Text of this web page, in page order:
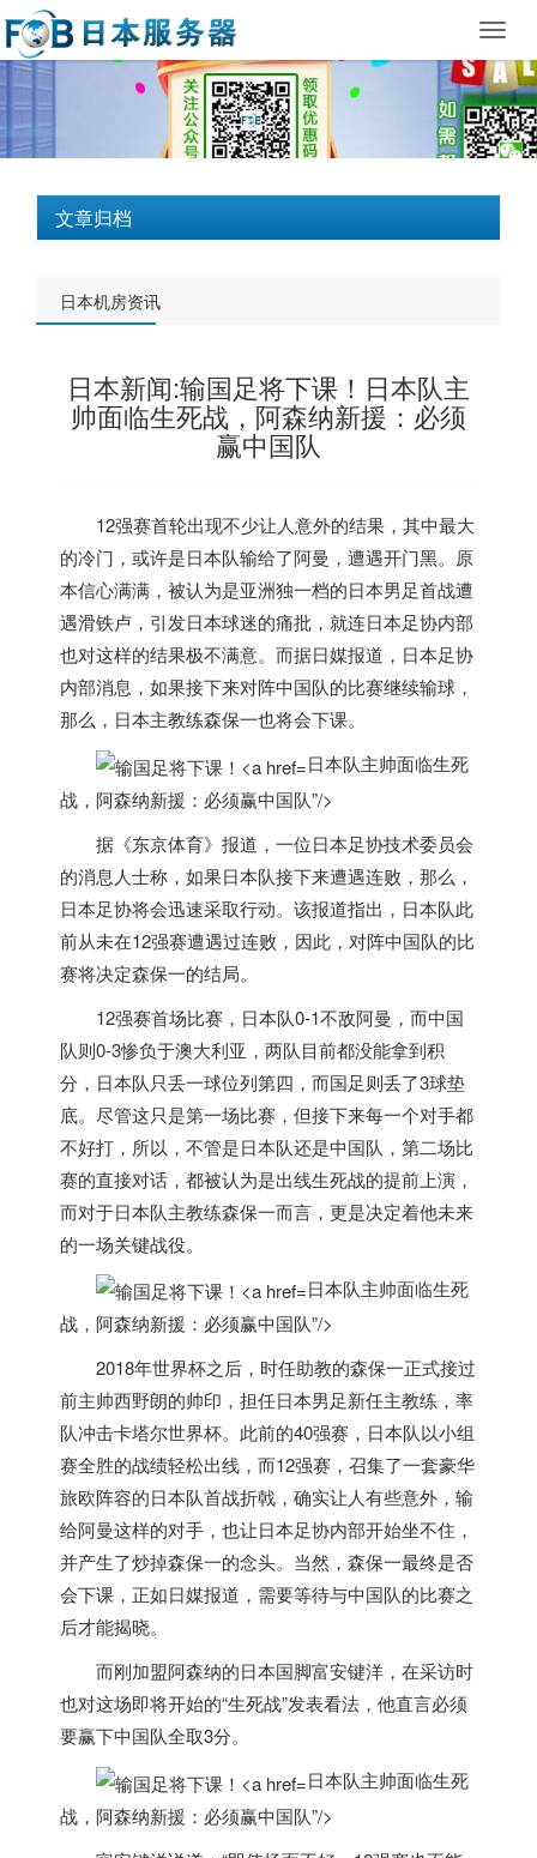
文章归档
日本机房资讯
日本新闻:输国足将下课！日本队主
帅面临生死战，阿森纳新援：必须
赢中国队
12强赛首轮出现不少让人意外的结果，其中最大
的冷门，或许是日本队输给了阿曼，遭遇开门黑。原
本信心满满，被认为是亚洲独一档的日本男足首战遭
遇滑铁卢，引发日本球迷的痛批，就连日本足协内部
也对这样的结果极不满意。而据日媒报道， 日本足协
内部消息，如果接下来对阵中国队的比赛继续输球，
那么， 日本主教练森保一也将会下课。
日本队主帅面临生死
战，阿森纳新援：必须赢中国队”/>
据《东京体育》报道，一位日本足协技术委员会
的消息人士称，如果日本队接下来遭遇连败，那么，
日本足协将会迅速采取行动。该报道指出， 日本队此
前从未在12强赛遭遇过连败，因此，对阵中国队的比
赛将决定森保一的结局。
12强赛首场比赛， 日本队0-1不敌阿曼，而中国
队则0-3惨负于澳大利亚，两队目前都没能拿到积
分， 日本队只丢一球位列第四，而国足则丢了3球垫
底。尽管这只是第一场比赛，但接下来每一个对手都
不好打，所以，不管是日本队还是中国队，第二场比
赛的直接对话，都被认为是出线生死战的提前上演，
而对于日本队主教练森保一而言，更是决定着他未来
的一场关键战役。
日本队主帅面临生死
战，阿森纳新援：必须赢中国队”/>
2018年世界杯之后，时任助教的森保一正式接过
前主帅西野朗的帅印，担任日本男足新任主教练，率
队冲击卡塔尔世界杯。此前的40强赛， 日本队以小组
赛全胜的战绩轻松出线，而12强赛，召集了一套豪华
旅欧阵容的日本队首战折戟，确实让人有些意外，输
给阿曼这样的对手，也让日本足协内部开始坐不住，
并产生了炒掉森保一的念头。当然，森保一最终是否
会下课，正如日媒报道，需要等待与中国队的比赛之
后才能揭晓。
而刚加盟阿森纳的日本国脚富安键洋，在采访时
也对这场即将开始的“生死战”发表看法，他直言必须
要赢下中国队全取3分。
日本队主帅面临生死
战，阿森纳新援：必须赢中国队”/>